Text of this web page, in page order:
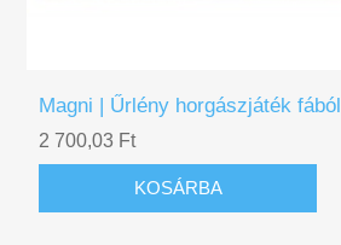
Magni | Űrlény horgászjáték fából
2 700,03 Ft
KOSÁRBA